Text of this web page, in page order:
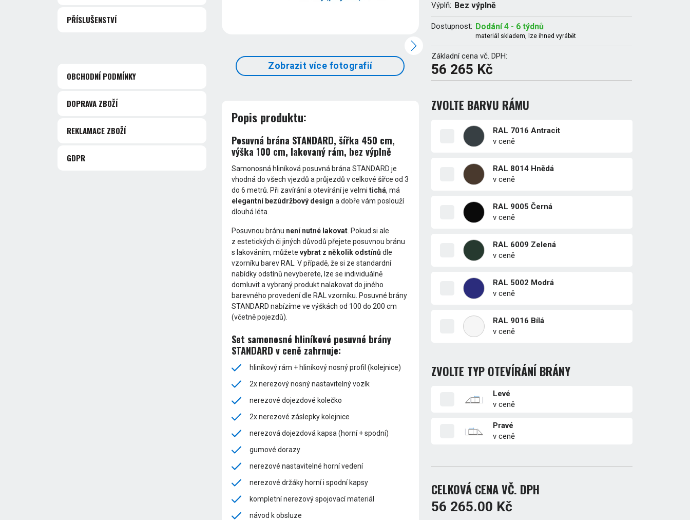
PŘÍSLUŠENSTVÍ
OBCHODNÍ PODMÍNKY
DOPRAVA ZBOŽÍ
REKLAMACE ZBOŽÍ
GDPR
Zobrazit více fotografií
Výplň: Bez výplně
Dostupnost: Dodání 4 - 6 týdnů
materiál skladem, lze ihned vyrábět
Základní cena vč. DPH:
56 265 Kč
ZVOLTE BARVU RÁMU
RAL 7016 Antracit
v ceně
RAL 8014 Hnědá
v ceně
RAL 9005 Černá
v ceně
RAL 6009 Zelená
v ceně
RAL 5002 Modrá
v ceně
RAL 9016 Bílá
v ceně
ZVOLTE TYP OTEVÍRÁNÍ BRÁNY
Levé
v ceně
Pravé
v ceně
CELKOVÁ CENA VČ. DPH
56 265.00 Kč
Popis produktu:
Posuvná brána STANDARD, šířka 450 cm,
výška 100 cm, lakovaný rám, bez výplně
Samonosná hliníková posuvná brána STANDARD je
vhodná do všech vjezdů a průjezdů v celkové šířce od 3
do 6 metrů. Při zavírání a otevírání je velmitichá, má
elegantní bezúdržbový design a dobře vám poslouží
dlouhá léta.
Posuvnou bránu není nutné lakovat . Pokud si ale
z estetických či jiných důvodů přejete posuvnou bránu
s lakováním, můžetevybrat z několik odstínůdle
vzorníku barev RAL. V případě, že si ze standardní
nabídky odstínů nevyberete, lze se individuálně
domluvit a vybraný produkt nalakovat do jiného
barevného provedení dle RAL vzorníku. Posuvné brány
STANDARD nabízíme ve výškách od 100 do 200 cm
(včetně pojezdů).
Set samonosné hliníkové posuvné brány
STANDARD v ceně zahrnuje:
hliníkový rám + hliníkový nosný profil (kolejnice)
2x nerezový nosný nastavitelný vozík
nerezové dojezdové kolečko
2x nerezové záslepky kolejnice
nerezová dojezdová kapsa (horní + spodní)
gumové dorazy
nerezové nastavitelné horní vedení
nerezové držáky horní i spodní kapsy
kompletní nerezový spojovací materiál
návod k obsluze